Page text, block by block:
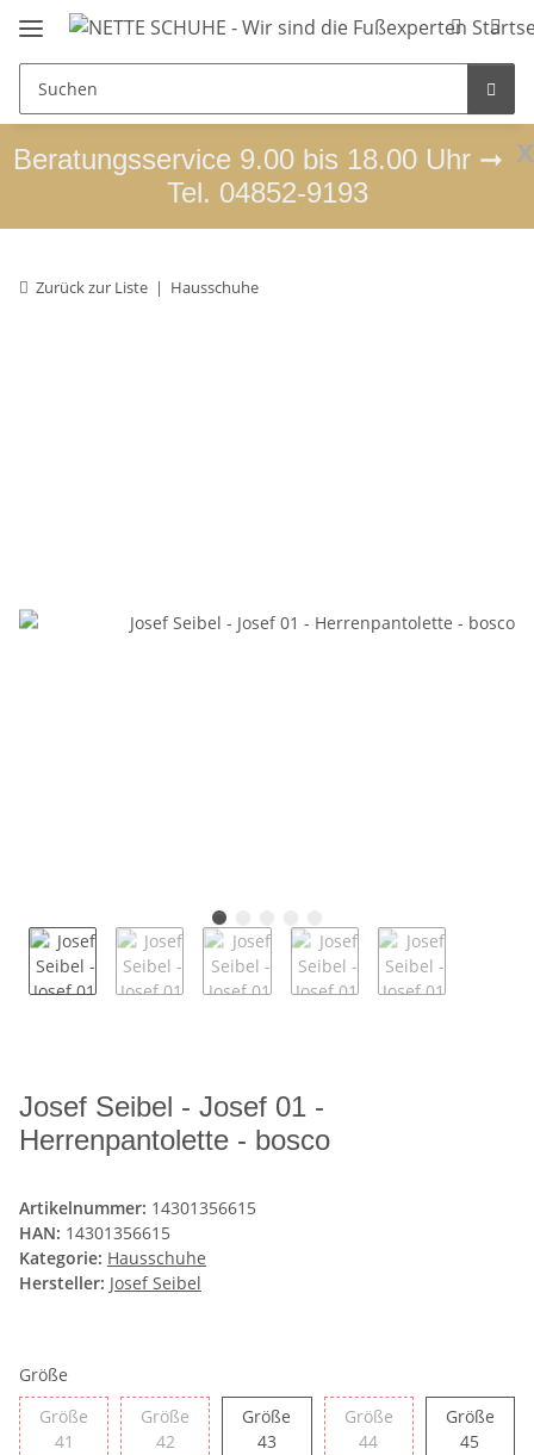
x
Beratungsservice 9.00 bis 18.00 Uhr ➞
Tel. 04852-9193
Zurück zur Liste Hausschuhe
Josef Seibel - Josef 01 -
Herrenpantolette - bosco
Artikelnummer: 14301356615
HAN: 14301356615
Kategorie: Hausschuhe
Hersteller: Josef Seibel
Größe
Größe
41 Größe 41
Größe
42Größe 42
Größe
43Größe 43
Größe
44Größe 44
Größe
45